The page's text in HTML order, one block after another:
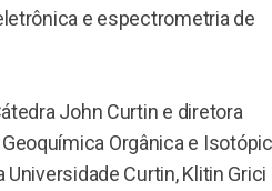
e espectrometria de
John Curtin e diretora
Orgânica e
Universidade Curtin, Klitin Grici